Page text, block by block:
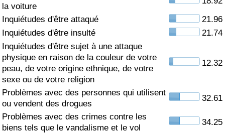
la voiture
Inquiétudes d'être attaqué
21.96
Inquiétudes d'être insulté
21.74
Inquiétudes d'être sujet à une attaque
physique en raison de la couleur de votre
peau, de votre origine ethnique, de votre
sexe ou de votre religion
12.32
Problèmes avec des personnes qui utilisent
ou vendent des drogues
32.61
Problèmes avec des crimes contre les
biens tels que le vandalisme et le vol
34.25
Indice des soins de santé
Indice des soins de santé par Pays
Pollution
Indice de Pollution (Actuel)
Indice de pollution